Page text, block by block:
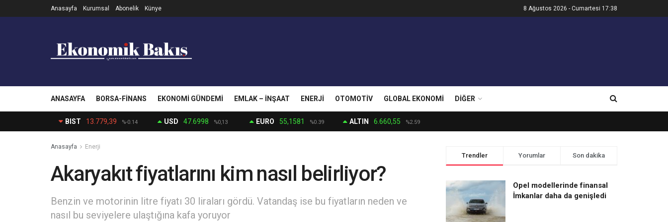
Anasayfa Kurumsal Abonelik Künye 8 Ağustos 2026 - Cumartesi 17:38
ANASAYFA BORSA-FINANS EKONOMI GÜNDEMI EMLAK – İNŞAAT ENERJI OTOMOTIV GLOBAL EKONOMI DIĞER
BIST 13.779,39 %-0.14 USD 47.6998 %0,13 EURO 55,1581 %0.39 ALTIN 6.660,55 %2.59
Anasayfa Enerji
Akaryakıt fiyatlarını kim nasıl belirliyor?
Benzin ve motorinin litre fiyatı 30 liraları gördü. Vatandaş ise bu fiyatların neden ve
nasıl bu seviyelere ulaştığına kafa yoruyor
Trendler Yorumlar Son dakika
Opel modellerinde finansal
İmkanlar daha da genişledi